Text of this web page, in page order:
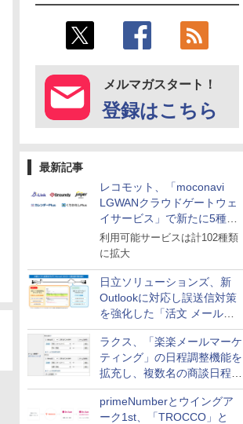
メルマガスタート！
登録はこちら
最新記事
レコモット、「moconavi
LGWANクラウドゲートウェ
イサービス」で新たに5種類
のサービスと連携開始
利用可能サービスは計102種類
に拡大
日立ソリューションズ、新
Outlookに対応し誤送信対策
を強化した「活文 メール誤
送信防止アドインサービス」
を提供
ラクス、「楽楽メールマーケ
ティング」の日程調整機能を
拡充し、複数名の商談日程調
整を効率化
primeNumberとウイングア
ーク1st、「TROCCO」と